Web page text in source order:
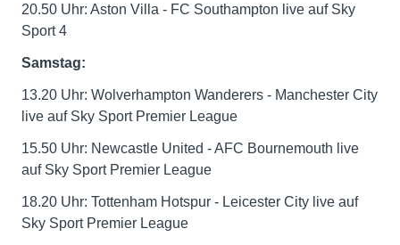
20.50 Uhr: Aston Villa - FC Southampton live auf Sky
Sport 4
Samstag:
13.20 Uhr: Wolverhampton Wanderers - Manchester City
live auf Sky Sport Premier League
15.50 Uhr: Newcastle United - AFC Bournemouth live
auf Sky Sport Premier League
18.20 Uhr: Tottenham Hotspur - Leicester City live auf
Sky Sport Premier League